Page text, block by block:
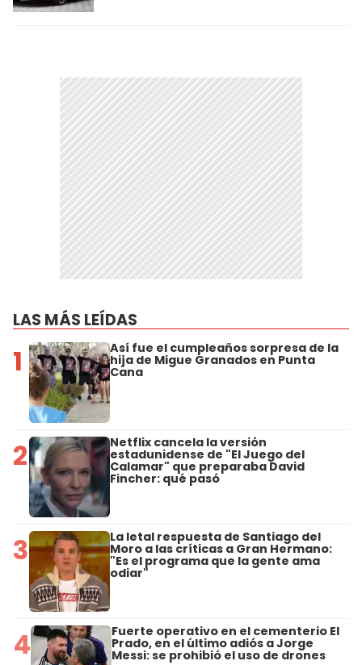
LAS MÁS LEÍDAS
1 Así fue el cumpleaños sorpresa de la
hija de Migue Granados en Punta
Cana
2 Netflix cancela la versión
estadunidense de "El Juego del
Calamar" que preparaba David
Fincher: qué pasó
3 La letal respuesta de Santiago del
Moro a las críticas a Gran Hermano:
"Es el programa que la gente ama
odiar"
4 Fuerte operativo en el cementerio El
Prado, en el último adiós a Jorge
Messi: se prohibió el uso de drones